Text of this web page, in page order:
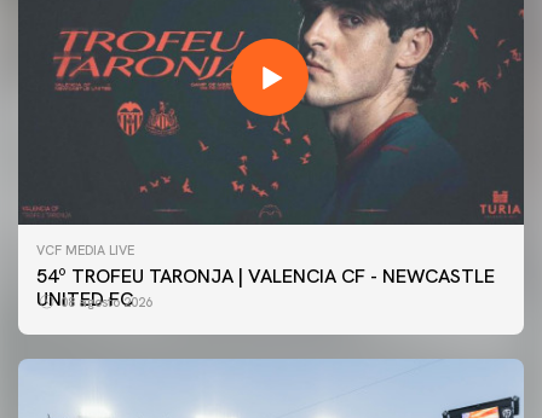
VCF MEDIA LIVE
54º TROFEU TARONJA | VALENCIA CF - NEWCASTLE
UNITED FC
08 agosto 2026